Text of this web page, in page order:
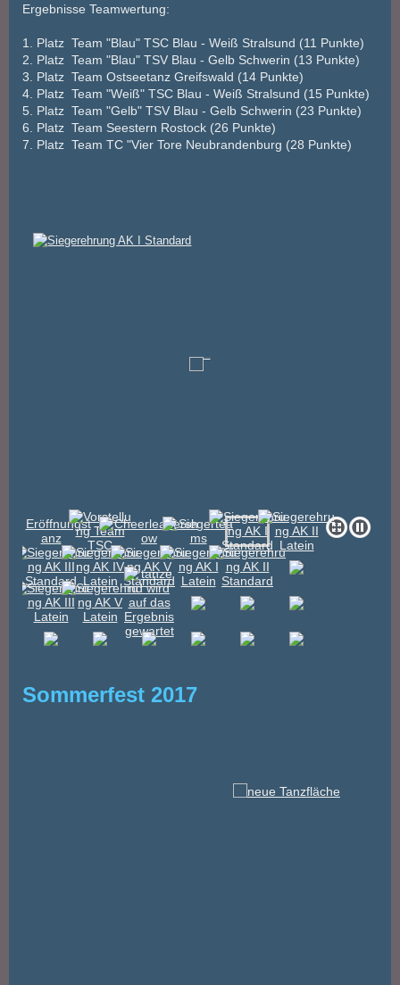
Ergebnisse Teamwertung:
1. Platz Team "Blau" TSC Blau - Weiß Stralsund (11 Punkte)
2. Platz Team "Blau" TSV Blau - Gelb Schwerin (13 Punkte)
3. Platz Team Ostseetanz Greifswald (14 Punkte)
4. Platz Team "Weiß" TSC Blau - Weiß Stralsund (15 Punkte)
5. Platz Team "Gelb" TSV Blau - Gelb Schwerin (23 Punkte)
6. Platz Team Seestern Rostock (26 Punkte)
7. Platz Team TC "Vier Tore Neubrandenburg (28 Punkte)
Sommerfest 2017